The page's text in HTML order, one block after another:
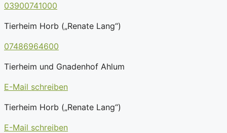
03900741000
Tierheim Horb („Renate Lang“)
07486964600
Tierheim und Gnadenhof Ahlum
E-Mail schreiben
Tierheim Horb („Renate Lang“)
E-Mail schreiben